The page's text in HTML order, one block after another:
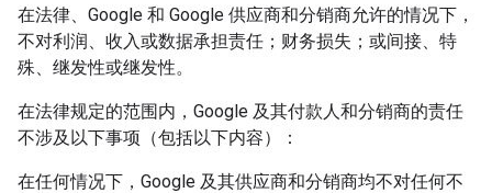
在法律、Google 和 Google 供应商和分销商允许的情况下，
不对利润、收入或数据承担责任；财务损失；或间接、特
殊、继发性或继发性。
在法律规定的范围内，Google 及其付款人和分销商的责任
不涉及以下事项（包括以下内容）：
在任何情况下，Google 及其供应商和分销商均不对任何不